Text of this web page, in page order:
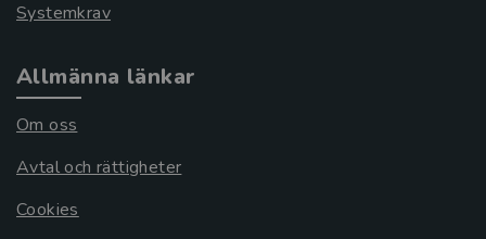
Systemkrav
Allmänna länkar
Om oss
Avtal och rättigheter
Cookies